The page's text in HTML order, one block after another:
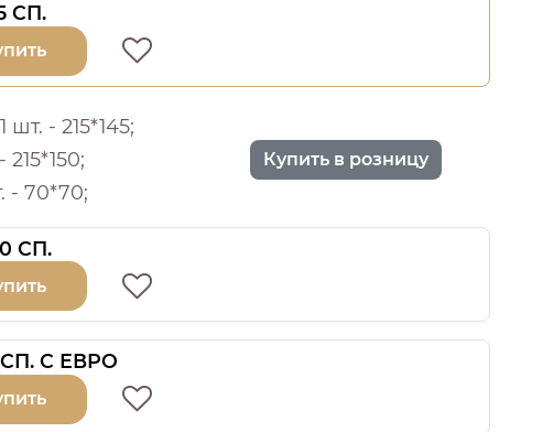
СП.
- 215*145;
- 70*70;
Купить в розницу
СП.
С ЕВРО